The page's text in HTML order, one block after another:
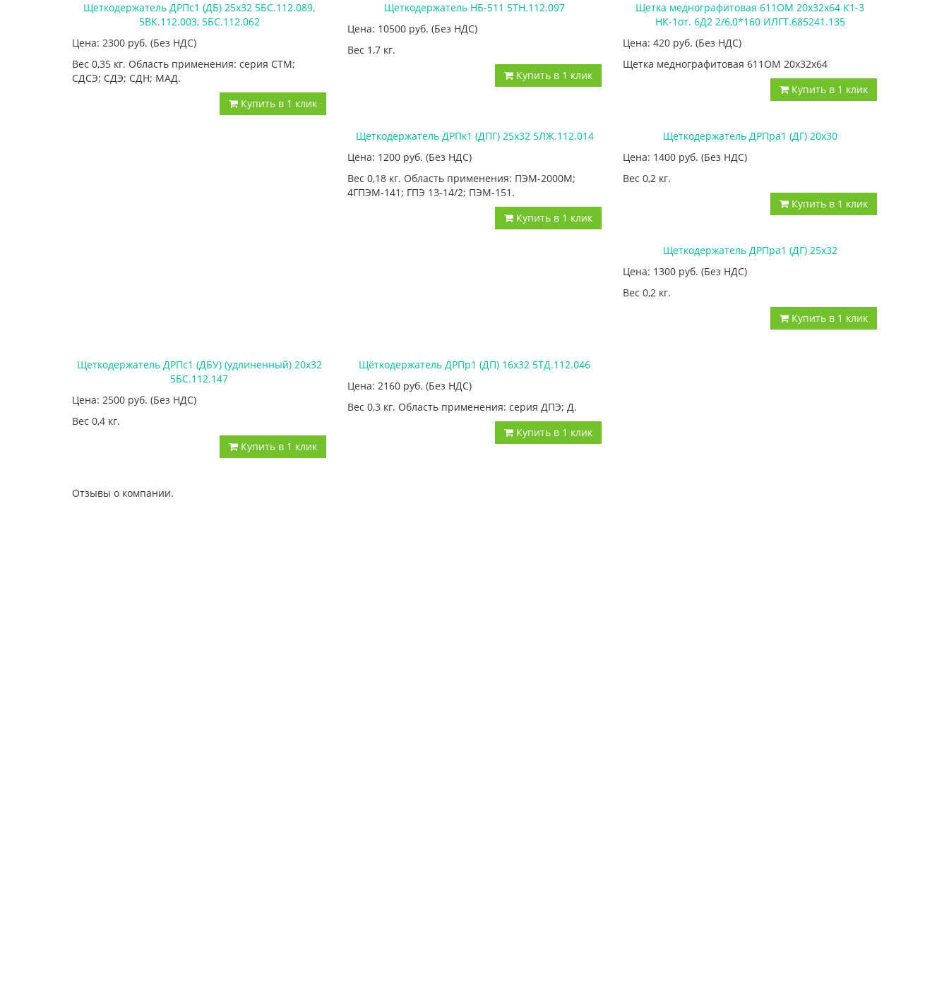
Щеткодержатель ДРПс1 (ДБ) 25х32 5БС.112.089,
5ВК.112.003, 5БС.112.062
Цена: 2300 руб. (Без НДС)
Вес 0,35 кг. Область применения: серия СТМ;
СДСЭ; СДЭ; СДН; МАД.
Купить в 1 клик
Щеткодержатель НБ-511 5ТН.112.097
Цена: 10500 руб. (Без НДС)
Вес 1,7 кг.
Купить в 1 клик
Щетка меднографитовая 611ОМ 20х32х64 К1-3
НК-1от. 6Д2 2/6,0*160 ИЛГТ.685241.135
Цена: 420 руб. (Без НДС)
Щетка меднографитовая 611ОМ 20х32х64
Купить в 1 клик
Щеткодержатель ДРПк1 (ДПГ) 25х32 5ЛЖ.112.014
Цена: 1200 руб. (Без НДС)
Вес 0,18 кг. Область применения: ПЭМ-2000М;
4ГПЭМ-141; ГПЭ 13-14/2; ПЭМ-151.
Купить в 1 клик
Щеткодержатель ДРПра1 (ДГ) 20х30
Цена: 1400 руб. (Без НДС)
Вес 0,2 кг.
Купить в 1 клик
Щеткодержатель ДРПра1 (ДГ) 25х32
Цена: 1300 руб. (Без НДС)
Вес 0,2 кг.
Купить в 1 клик
Щеткодержатель ДРПс1 (ДБУ) (удлиненный) 20х32
5БС.112.147
Цена: 2500 руб. (Без НДС)
Вес 0,4 кг.
Купить в 1 клик
Щёткодержатель ДРПр1 (ДП) 16х32 5ТД.112.046
Цена: 2160 руб. (Без НДС)
Вес 0,3 кг. Область применения: серия ДПЭ; Д.
Купить в 1 клик
Отзывы о компании.